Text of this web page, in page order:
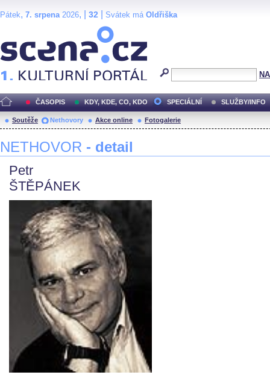
Pátek, 7. srpena2026, | 32 Svátek má Oldřiška
ČASOPIS KDY, KDE, CO, KDO SPECIÁLNÍ SLUŽBY/INFO
Soutěže Nethovory Akce online Fotogalerie
NETHOVOR - detail
Petr
ŠTĚPÁNEK